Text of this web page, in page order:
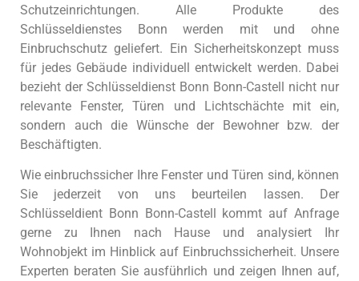
Schutzeinrichtungen. Alle Produkte des
Schlüsseldienstes Bonn werden mit und ohne
Einbruchschutz geliefert. Ein Sicherheitskonzept muss
für jedes Gebäude individuell entwickelt werden. Dabei
bezieht der Schlüsseldienst Bonn Bonn-Castell nicht nur
relevante Fenster, Türen und Lichtschächte mit ein,
sondern auch die Wünsche der Bewohner bzw. der
Beschäftigten.
Wie einbruchssicher Ihre Fenster und Türen sind, können
Sie jederzeit von uns beurteilen lassen. Der
Schlüsseldient Bonn Bonn-Castell kommt auf Anfrage
gerne zu Ihnen nach Hause und analysiert Ihr
Wohnobjekt im Hinblick auf Einbruchssicherheit. Unsere
Experten beraten Sie ausführlich und zeigen Ihnen auf,